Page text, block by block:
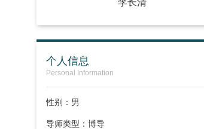
李长清
个人信息
Personal Information
性别：男
导师类型：博导